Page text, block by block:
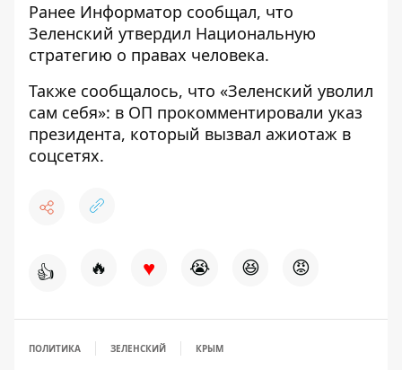
Ранее Информатор сообщал, что
Зеленский утвердил Национальную
стратегию о правах человека.
Также сообщалось, что «Зеленский уволил
сам себя»: в ОП прокомментировали указ
президента, который вызвал ажиотаж в
соцсетях.
👍 🔥 ♥ 😭 😆 😡
ПОЛИТИКА ЗЕЛЕНСКИЙ КРЫМ